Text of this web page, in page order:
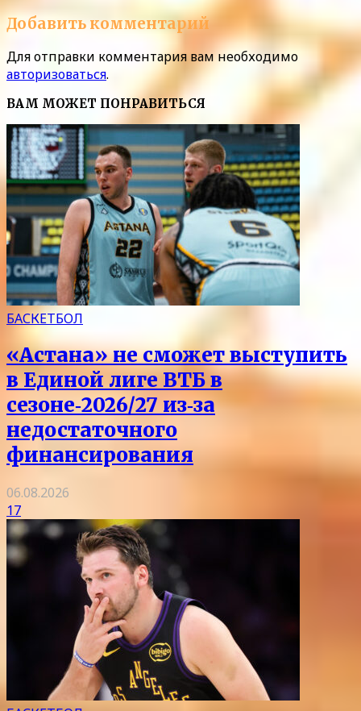
Добавить комментарий
Для отправки комментария вам необходимо
авторизоваться.
ВАМ МОЖЕТ ПОНРАВИТЬСЯ
БАСКЕТБОЛ
«Астана» не сможет выступить
в Единой лиге ВТБ в
сезоне‑2026/27 из‑за
недостаточного
финансирования
06.08.2026
17